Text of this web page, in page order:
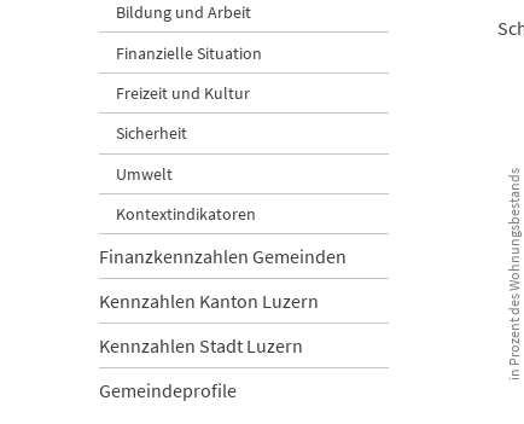
Bar
Kanton
View
The
The
in Prozent des Wohnungsbestands
Bildung und Arbeit
Finanzielle Situation
Freizeit und Kultur
Sicherheit
Umwelt
Kontextindikatoren
Finanzkennzahlen Gemeinden
Kennzahlen Kanton Luzern
Kennzahlen Stadt Luzern
Gemeindeprofile